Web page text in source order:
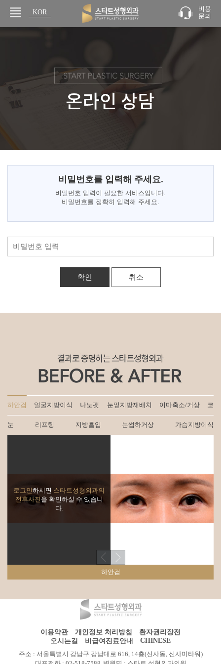
KOR
JPN
비용
문의
비밀번호를 입력해 주세요.
비밀번호 입력이 필요한 서비스입니다.
비밀번호를 정확히 입력해 주세요.
취소
하안검 얼굴지방이식 나노팻 눈밑지방재배치 이마축소/거상 코
눈 리프팅 지방흡입 눈썹하거상 가슴지방이식
로그인하시면 스타트성형외과의
전후사진을 확인하실 수 있습니
다.
하안검
이용약관 개인정보 처리방침
환자권리장전
오시는길
비급여진료안내
CHINESE
주소 : 서울특별시 강남구 강남대로 616, 14층(신사동, 신사미타워)